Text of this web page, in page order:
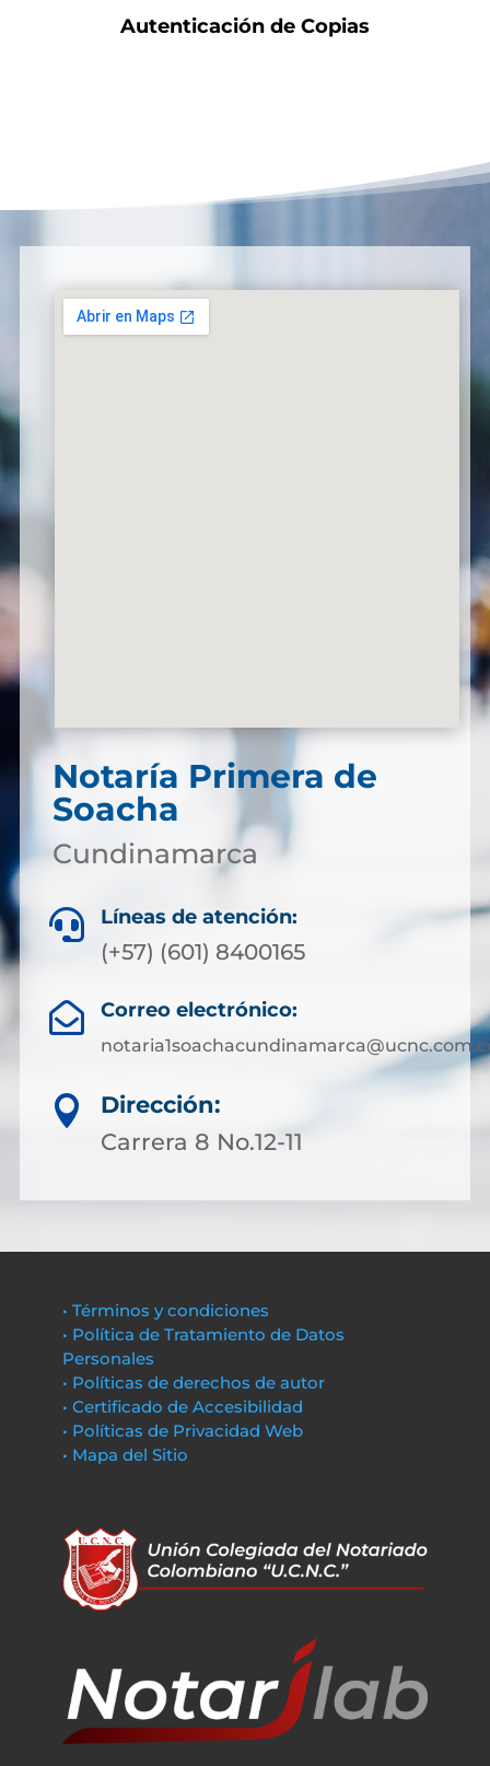
Autenticación de Copias
Notaría Primera de
Soacha
Cundinamarca
 Líneas de atención:
(+57) (601) 8400165
 Correo electrónico:

Dirección:
Carrera 8 No.12-11
• Términos y condiciones
• Política de Tratamiento de Datos
Personales
• Políticas de derechos de autor
• Certificado de Accesibilidad
• Políticas de Privacidad Web
• Mapa del Sitio